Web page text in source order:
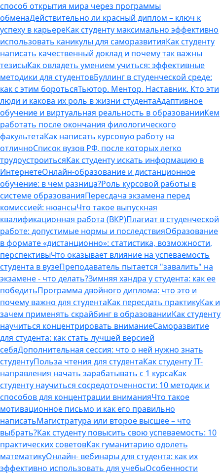
способ открытия мира через программы
обменаДействительно ли красный диплом – ключ к
успеху в карьереКак студенту максимально эффективно
использовать каникулы для саморазвитияКак студенту
написать качественный доклад и почему так важны
тезисыКак овладеть умением учиться: эффективные
методики для студентовБуллинг в студенческой среде:
как с этим боротьсяТьютор. Ментор. Наставник. Кто эти
люди и какова их роль в жизни студентаАдаптивное
обучение и виртуальная реальность в образованииКем
работать после окончания филологического
факультетаКак написать курсовую работу на
отличноСписок вузов РФ, после которых легко
трудоустроитьсяКак студенту искать информацию в
ИнтернетеОнлайн-образование и дистанционное
обучение: в чем разница?Роль курсовой работы в
системе образованияПересдача экзамена перед
комиссией: нюансыЧто такое выпускная
квалификационная работа (ВКР)Плагиат в студенческой
работе: допустимые нормы и последствияОбразование
в формате «дистанционно»: статистика, возможности,
перспективыЧто оказывает влияние на успеваемость
студента в вузеПреподаватель пытается "завалить" на
экзамене - что делать?Зимняя хандра у студента: как ее
победитьПрограмма двойного диплома: что это и
почему важно для студентаКак пересдать практикуКак и
зачем применять скрайбинг в образованииКак студенту
научиться концентрировать вниманиеСаморазвитие
для студента: как стать лучшей версией
себяДополнительная сессия: что о ней нужно знать
студентуПольза чтения для студентаКак студенту IT-
направления начать зарабатывать с 1 курсаКак
студенту научиться сосредоточенности: 10 методик и
способов для концентрации вниманияЧто такое
мотивационное письмо и как его правильно
написатьМагистратура или второе высшее – что
выбрать?Как студенту повысить свою успеваемость: 10
практических советовКак гуманитарию одолеть
математикуОнлайн- вебинары для студента: как их
эффективно использовать для учебыОсобенности